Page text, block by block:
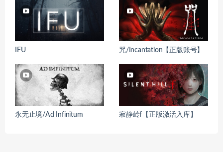
IFU 咒/Incantation【正版账号】
永无止境/Ad Infinitum 寂静岭f【正版激活入库】